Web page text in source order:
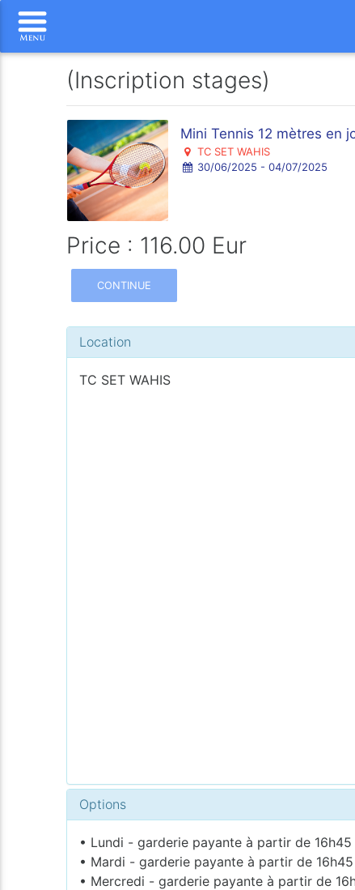
(Inscription stages)
Mini Tennis 12 mètres en
TC SET WAHIS
30/06/2025 - 04/07/2025
Price : 116.00 Eur
CONTINUE
Location
TC SET WAHIS
Options
• Lundi - garderie payante à partir de 16h45
• Mardi - garderie payante à partir de
• Mercredi - garderie payante à partir de